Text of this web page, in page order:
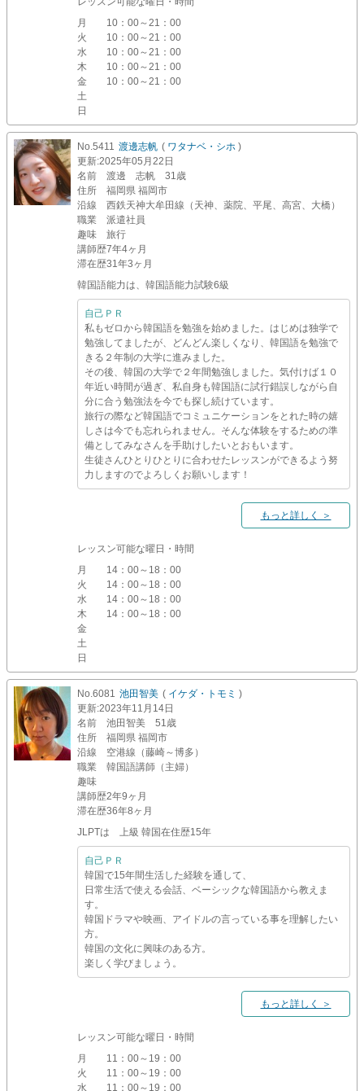
月
10：00～21：00
火
10：00～21：00
水
10：00～21：00
木
10：00～21：00
金
10：00～21：00
土
日
No.5411 渡邊志帆 ( ワタナベ・シホ )
更新:2025年05月22日
名前
渡邊 志帆 31歳
住所
福岡県 福岡市
沿線
西鉄天神大牟田線（天神、薬院、平尾、高宮、大橋）
職業
派遣社員
趣味
旅行
講師歴7年4ヶ月
滞在歴31年3ヶ月
韓国語能力は、韓国語能力試験6級
自己ＰＲ
私もゼロから韓国語を勉強を始めました。はじめは独学で
勉強してましたが、どんどん楽しくなり、韓国語を勉強で
きる２年制の大学に進みました。
その後、韓国の大学で２年間勉強しました。気付けば１０
年近い時間が過ぎ、私自身も韓国語に試行錯誤しながら自
分に合う勉強法を今でも探し続けています。
旅行の際など韓国語でコミュニケーションをとれた時の嬉
しさは今でも忘れられません。そんな体験をするための準
備としてみなさんを手助けしたいとおもいます。
生徒さんひとりひとりに合わせたレッスンができるよう努
力しますのでよろしくお願いします！
もっと詳しく ＞
レッスン可能な曜日・時間
月
14：00～18：00
火
14：00～18：00
水
14：00～18：00
木
14：00～18：00
金
土
日
No.6081 池田智美 ( イケダ・トモミ )
更新:2023年11月14日
名前
池田智美 51歳
住所
福岡県 福岡市
沿線
空港線（藤崎～博多）
職業
韓国語講師（主婦）
趣味
講師歴2年9ヶ月
滞在歴36年8ヶ月
JLPTは 上級 韓国在住歴15年
自己ＰＲ
韓国で15年間生活した経験を通して、
日常生活で使える会話、ベーシックな韓国語から教えま
す。
韓国ドラマや映画、アイドルの言っている事を理解したい
方。
韓国の文化に興味のある方。
楽しく学びましょう。
もっと詳しく ＞
レッスン可能な曜日・時間
月
11：00～19：00
火
11：00～19：00
水
11：00～19：00